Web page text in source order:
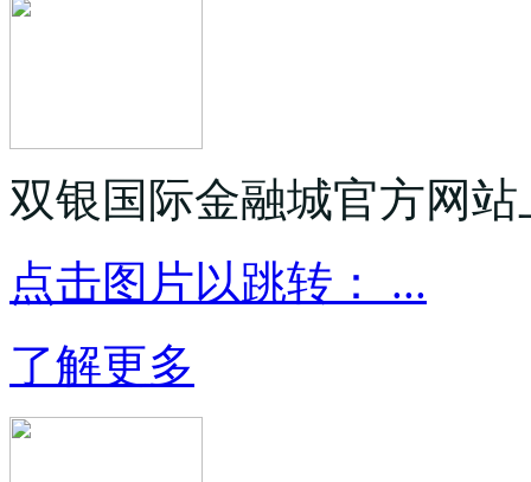
双银国际金融城官方网站
点击图片以跳转： ...
了解更多